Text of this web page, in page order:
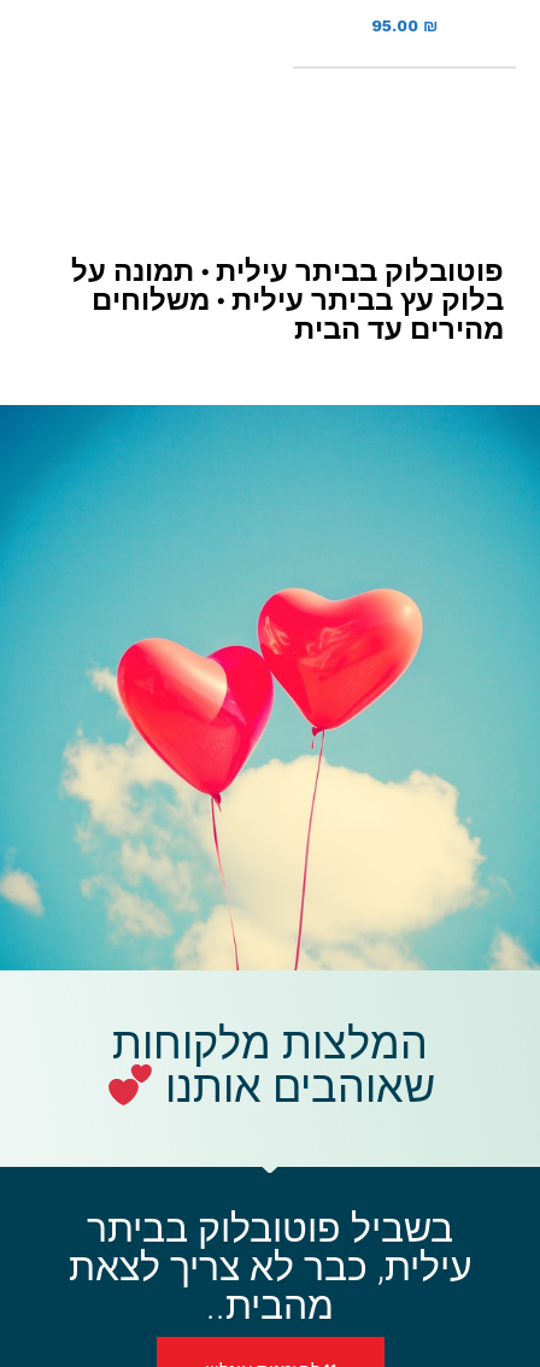
95.00 ₪
פוטובלוק בביתר עילית • תמונה על
בלוק עץ בביתר עילית • משלוחים
מהירים עד הבית
המלצות מלקוחות
שאוהבים אותנו
בשביל פוטובלוק בביתר
עילית, כבר לא צריך לצאת
מהבית..